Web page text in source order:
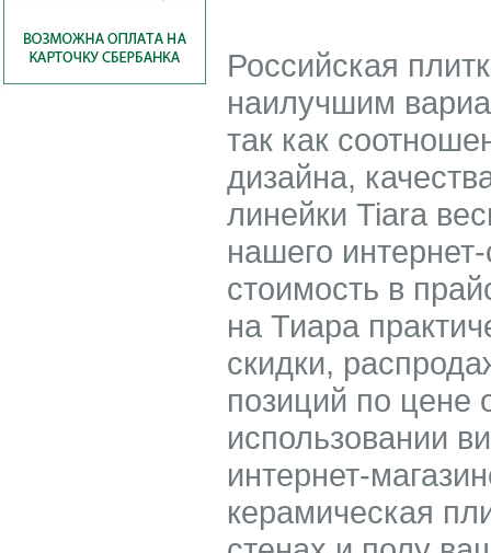
Российская
наилучшим
так как
дизайна,
линейки Tiara
нашего
стоимость в
на Тиара
скидки,
позиций по цене
использовании
интернет-
керамическая